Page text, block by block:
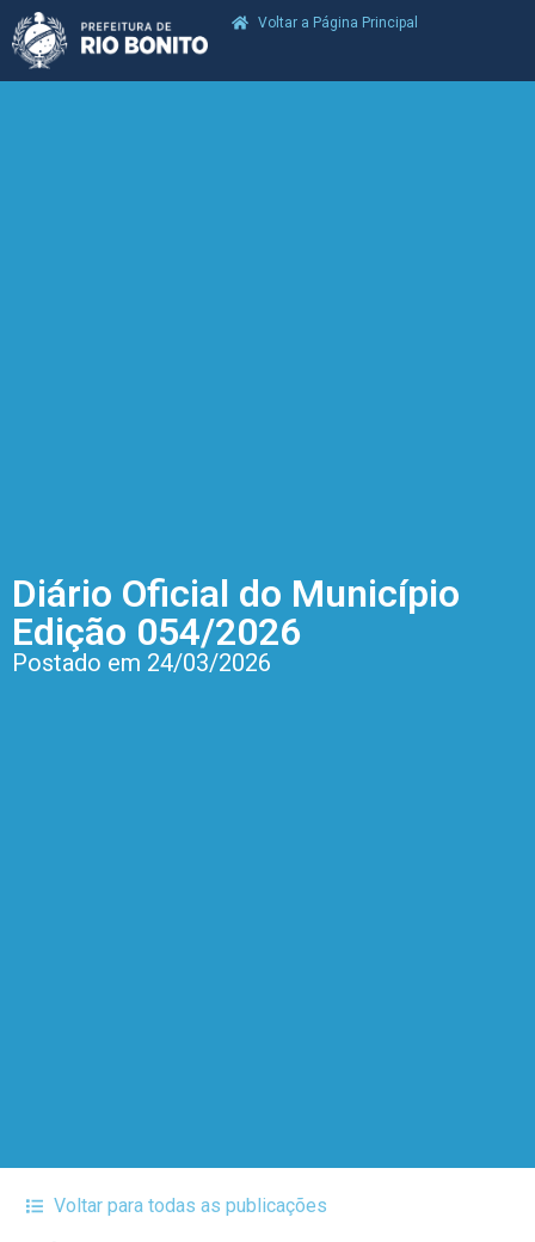
Voltar a Página Principal
Diário Oficial do Município
Edição 054/2026
Postado em 24/03/2026
Voltar para todas as publicações